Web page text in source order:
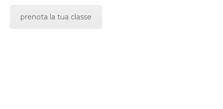
prenota la tua classe